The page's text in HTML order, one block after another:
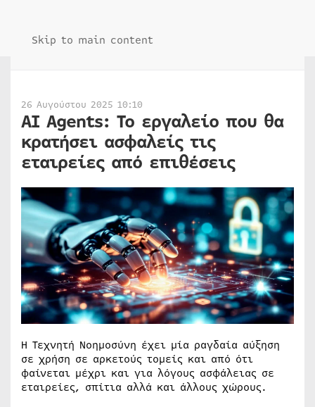
Skip to main content
26 Αυγούστου 2025 10:10
AI Agents: Το εργαλείο που θα
κρατήσει ασφαλείς τις
εταιρείες από επιθέσεις
Η Τεχνητή Νοημοσύνη έχει μία ραγδαία αύξηση
σε χρήση σε αρκετούς τομείς και από ότι
φαίνεται μέχρι και για λόγους ασφάλειας σε
εταιρείες, σπίτια αλλά και άλλους χώρους.